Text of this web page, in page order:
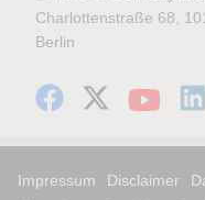
Charlottenstraße 68,
Berlin
Impressum Disclaimer